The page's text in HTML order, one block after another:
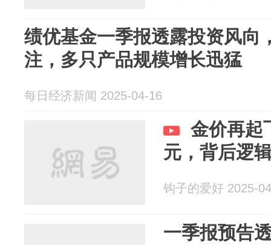
绩优基金一季报透露投资风向
注，多只产品规模增长迅猛
每日经济新闻 2025-04-16
金价再起
元，背后逻
钩子的爱好 2025-
一季报预告